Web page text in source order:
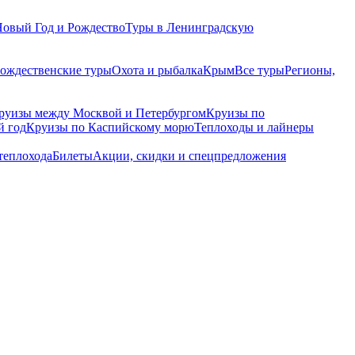
Год и РождествоТуры в Ленинградскую
турыОхота и рыбалкаКрымВсе турыРегионы,
между Москвой и ПетербургомКруизы по
годКруизы по Каспийскому морюТеплоходы и лайнеры
БилетыАкции, скидки и спецпредложения